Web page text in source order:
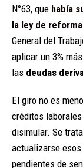
N°63, que había
la ley de
General del
aplicar un 3%
las deudas
El giro no es
créditos
disimular. Se
actualizarse
pendientes de